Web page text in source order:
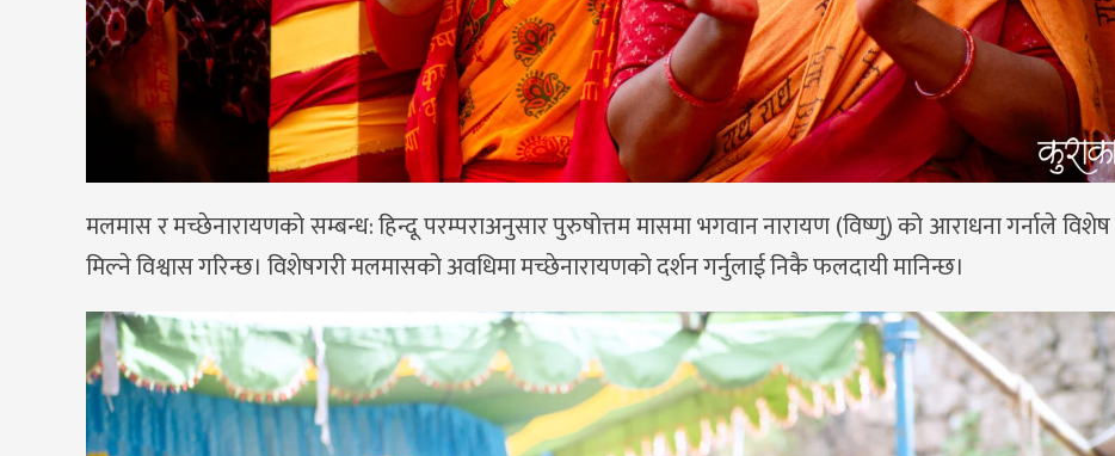
मलमास र मच्छेनारायणको सम्बन्ध: हिन्दू परम्पराअनुसार पुरुषोत्तम मासमा भगवान नारायण (विष्णु) को आराधना गर्नाले
मिल्ने विश्वास गरिन्छ। विशेषगरी मलमासको अवधिमा मच्छेनारायणको दर्शन गर्नुलाई निकै फलदायी मानिन्छ।